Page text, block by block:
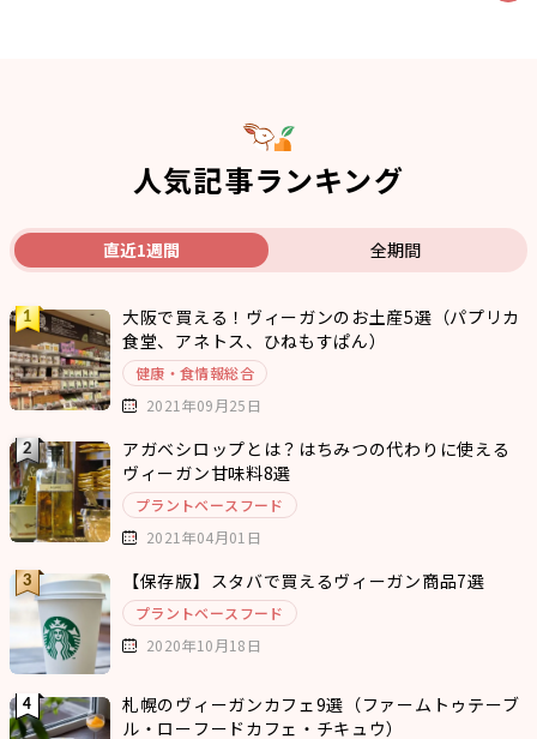
人気記事ランキング
直近1週間 全期間
大阪で買える！ヴィーガンのお土産5選（パプリカ
食堂、アネトス、ひねもすぱん）
健康・食情報総合
2021年09月25日
アガベシロップとは？はちみつの代わりに使える
ヴィーガン甘味料8選
プラントベースフード
2021年04月01日
【保存版】スタバで買えるヴィーガン商品7選
プラントベースフード
2020年10月18日
札幌のヴィーガンカフェ9選（ファームトゥテーブ
ル・ローフードカフェ・チキュウ）